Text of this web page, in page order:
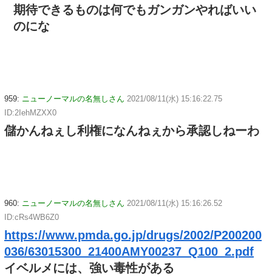
期待できるものは何でもガンガンやればいい
のにな
959: ニューノーマルの名無しさん 2021/08/11(水) 15:16:22.75
ID:2IehMZXX0
儲かんねぇし利権になんねぇから承認しねーわ
960: ニューノーマルの名無しさん 2021/08/11(水) 15:16:26.52
ID:cRs4WB6Z0
https://www.pmda.go.jp/drugs/2002/P200200
036/63015300_21400AMY00237_Q100_2.pdf
イベルメには、強い毒性がある